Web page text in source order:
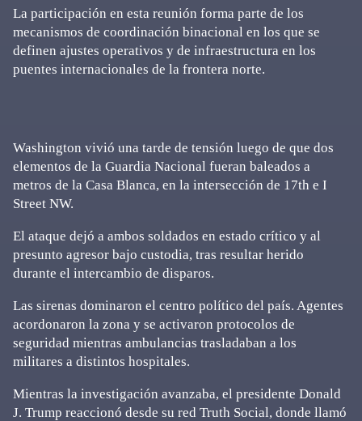
La participación en esta reunión forma parte de los
mecanismos de coordinación binacional en los que se
definen ajustes operativos y de infraestructura en los
puentes internacionales de la frontera norte.
Washington vivió una tarde de tensión luego de que dos
elementos de la Guardia Nacional fueran baleados a
metros de la Casa Blanca, en la intersección de 17th e I
Street NW.
El ataque dejó a ambos soldados en estado crítico y al
presunto agresor bajo custodia, tras resultar herido
durante el intercambio de disparos.
Las sirenas dominaron el centro político del país. Agentes
acordonaron la zona y se activaron protocolos de
seguridad mientras ambulancias trasladaban a los
militares a distintos hospitales.
Mientras la investigación avanzaba, el presidente Donald
J. Trump reaccionó desde su red Truth Social, donde llamó